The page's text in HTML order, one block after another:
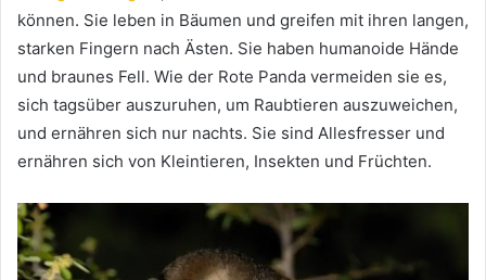
können. Sie leben in Bäumen und greifen mit ihren langen,
starken Fingern nach Ästen. Sie haben humanoide Hände
und braunes Fell. Wie der Rote Panda vermeiden sie es,
sich tagsüber auszuruhen, um Raubtieren auszuweichen,
und ernähren sich nur nachts. Sie sind Allesfresser und
ernähren sich von Kleintieren, Insekten und Früchten.